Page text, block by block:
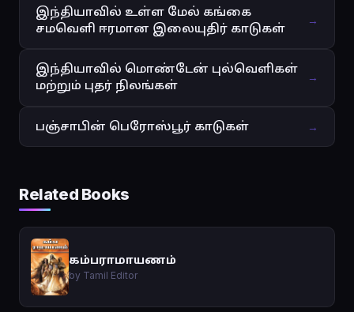
இந்தியாவில் உள்ள மேல் கங்கை
சமவெளி ஈரமான இலையுதிர் காடுகள்
→
இந்தியாவில் மொண்டேன் புல்வெளிகள்
மற்றும் புதர் நிலங்கள்
→
பஞ்சாபின் பெரோஸ்பூர் காடுகள் →
Related Books
கம்பராமாயணம்
by Tamil Editor